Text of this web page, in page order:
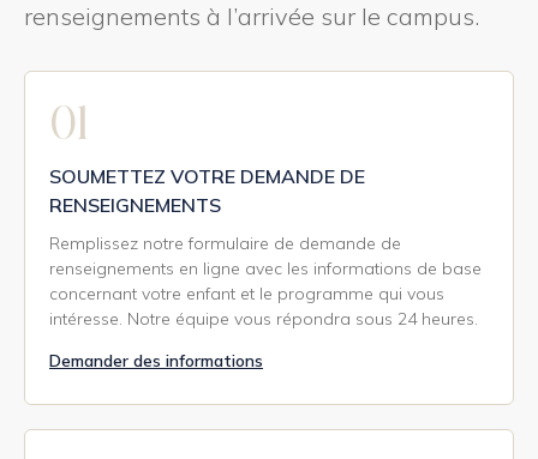
renseignements à l’arrivée sur le campus.
01
SOUMETTEZ VOTRE DEMANDE DE
RENSEIGNEMENTS
Remplissez notre formulaire de demande de
renseignements en ligne avec les informations de base
concernant votre enfant et le programme qui vous
intéresse. Notre équipe vous répondra sous 24 heures.
Demander des informations